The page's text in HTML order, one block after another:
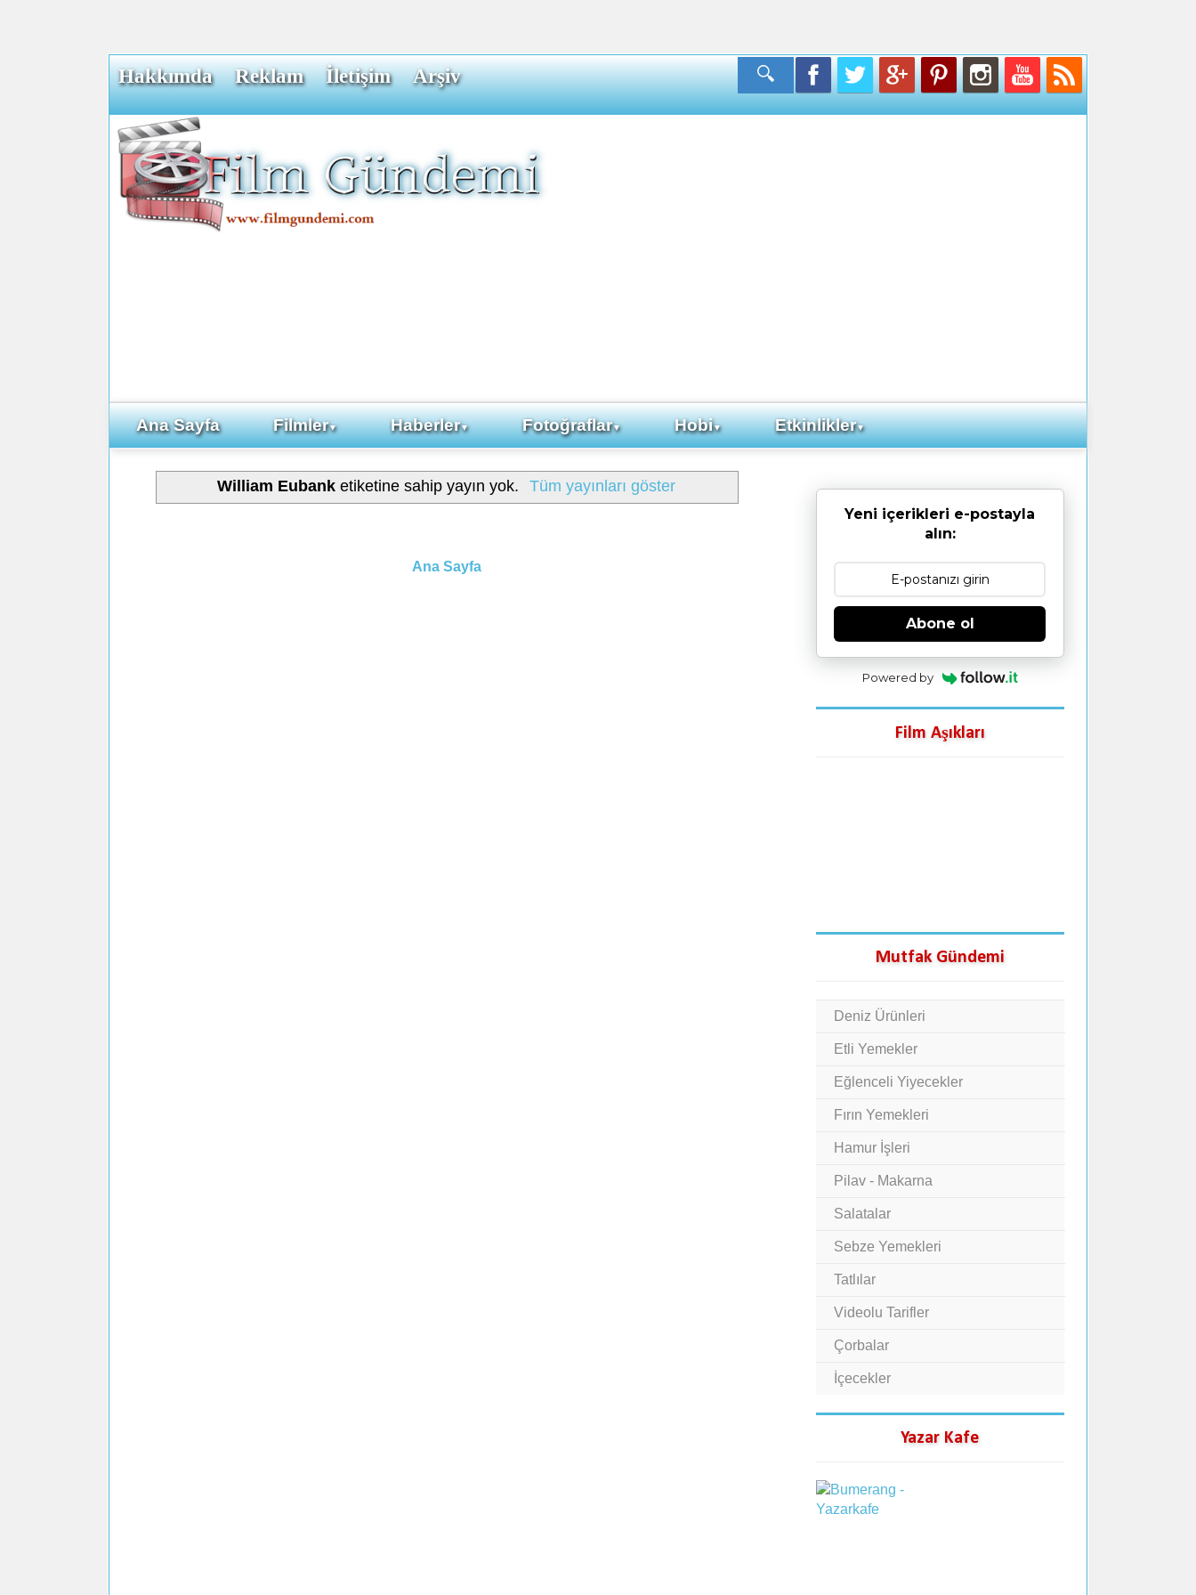
Hakkımda Reklam İletişim Arşiv
Ana Sayfa Filmler▼ Haberler▼ Fotoğraflar▼ Hobi▼ Etkinlikler▼
William Eubank etiketine sahip yayın yok. Tüm yayınları göster
Ana Sayfa
Yeni içerikleri e-postayla
alın:
Abone ol
Powered by
Film Aşıkları
Mutfak Gündemi
Deniz Ürünleri
Etli Yemekler
Eğlenceli Yiyecekler
Fırın Yemekleri
Hamur İşleri
Pilav - Makarna
Salatalar
Sebze Yemekleri
Tatlılar
Videolu Tarifler
Çorbalar
İçecekler
Yazar Kafe